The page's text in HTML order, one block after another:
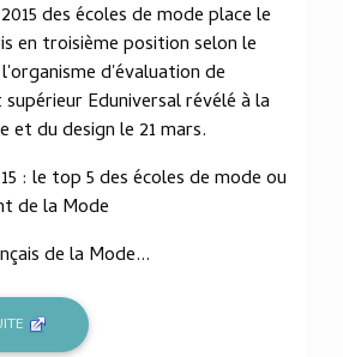
des écoles de mode place le
en troisième position selon le
d'évaluation de
Eduniversal révélé à la
et du design le 21 mars.
: le top 5 des écoles de mode ou
de la Mode
de la Mode...